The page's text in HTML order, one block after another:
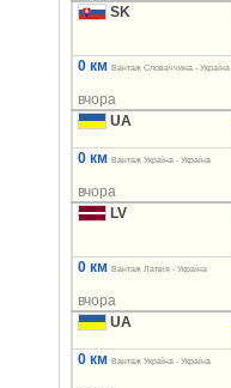
SK
0 км
Вантаж Словаччина - Україна
вчора
UA
0 км Вантаж Україна - Україна
вчора
LV
0 км Вантаж Латвія - Україна
вчора
UA
0 км Вантаж Україна - Україна